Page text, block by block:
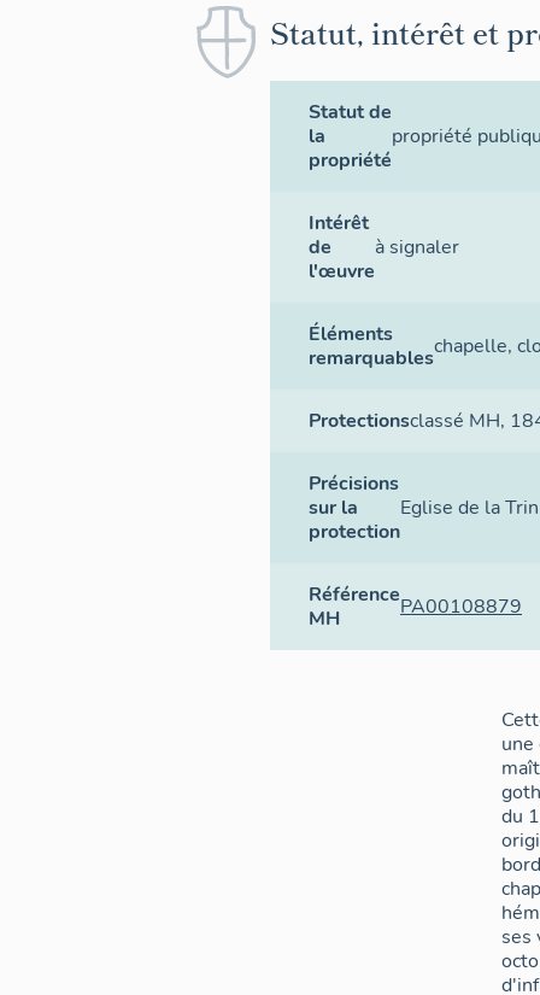
Statut, intérêt et
Statut de
la
propriété
propriété
Intérêt
de
l'œuvre
à signaler
Éléments
remarquableschapelle,
Protectionsclassé MH,
Précisions
sur la
protection
Eglise de la
Référence
MH
PA00108879
une
du
ses